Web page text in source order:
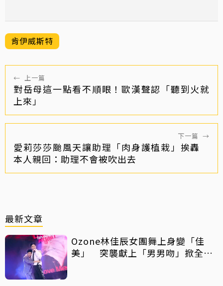
肯伊威斯特
← 上一篇
對岳母這一點看不順眼！歐漢聲認「聽到火就
上來」
下一篇 →
愛莉莎莎颱風天讓助理「肉身護植栽」挨轟
本人親回：助理不會被吹出去
最新文章
Ozone林佳辰女團舞上身變「佳
美」 突襲獻上「男男吻」掀全場